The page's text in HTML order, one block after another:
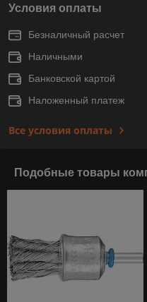
Условия оплаты
Безналичный расчет
Наличными
Банковской картой
Наложенный платеж
Все условия оплаты
Подобные товары